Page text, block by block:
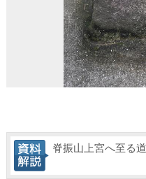
脊振山上宮へ至る